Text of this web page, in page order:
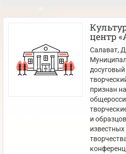
центр
Салават,
признан
и